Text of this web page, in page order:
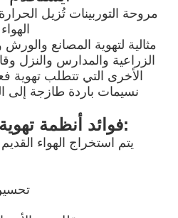
مروحة التوربينات تُزيل
مثالية لتهوية المصانع
الزراعية والمدارس والنزل
الأخرى التي تتطلب تهوية
نسيمات باردة طازجة إلى
2فوائد أنظمة تهوية توربينات السطح: